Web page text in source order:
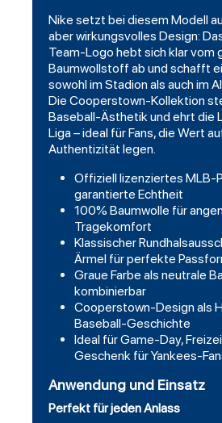
Nike setzt bei diesem Modell
aber wirkungsvolles Design:
Team-Logo hebt sich klar vom
Baumwollstoff ab und schafft
sowohl im Stadion als auch im
Die Cooperstown-Kollektion
Baseball-Ästhetik und ehrt die
Liga – ideal für Fans, die Wert
Authentizität legen.
Offiziell lizenziertes MLB-
garantierte Echtheit
100% Baumwolle für
Tragekomfort
Klassischer
Ärmel für perfekte
Graue Farbe als neutrale
kombinierbar
Cooperstown-Design als
Baseball-Geschichte
Ideal für Game-Day,
Geschenk für Yankees-
Anwendung und Einsatz
Perfekt für jeden Anlass